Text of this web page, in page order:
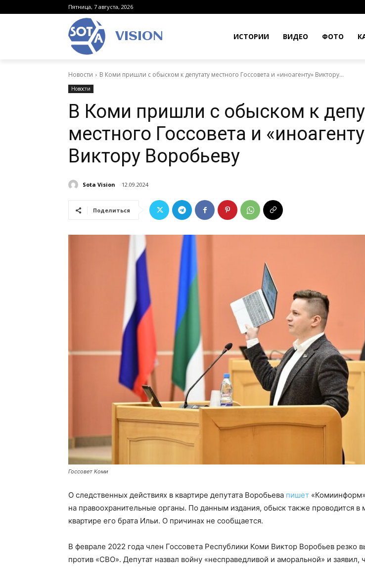
Пятница, 7 августа, 2026
VISION ИСТОРИИ ВИДЕО ФОТО
Новости В Коми пришли с обыском к депутату местного Госсовета и «иноагенту» Виктору...
Новости
В Коми пришли с обыском к
местного Госсовета и
Виктору Воробьеву
Sota Vision 12.09.2024
Поделиться
Госсовет Коми
О следственных действиях в квартире депутата Воробьева пишет
на правоохранительные органы. По данным издания, обыск также проводится в
квартире его брата Ильи. О причинах не сообщается.
В феврале 2022 года член Госсовета Республики Коми Виктор Воробьев резко
против «СВО». Депутат назвал войну «несправедливой и аморальной» и заявил,